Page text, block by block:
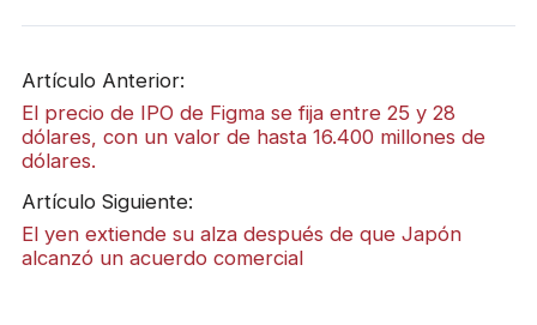
Artículo Anterior:
El precio de IPO de Figma se fija entre 25 y 28
dólares, con un valor de hasta 16.400 millones de
dólares.
Artículo Siguiente:
El yen extiende su alza después de que Japón
alcanzó un acuerdo comercial